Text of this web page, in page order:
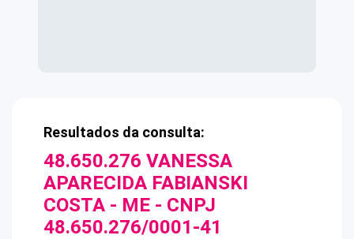
Resultados da consulta:
48.650.276 VANESSA
APARECIDA FABIANSKI
COSTA - ME - CNPJ
48.650.276/0001-41